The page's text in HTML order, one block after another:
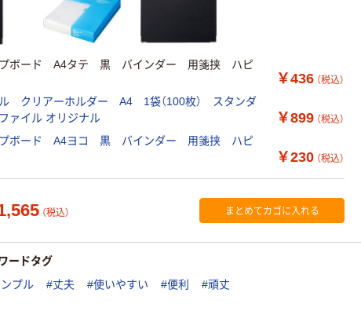
プボード A4タテ 黒 バインダー 用箋挟 ハピ
￥436 （税込）
クリアーホルダー A4 1袋（100枚） スタンダ
ァイル オリジナル
￥899 （税込）
プボード A4ヨコ 黒 バインダー 用箋挟 ハピ
￥230 （税込）
（税込） まとめてカゴに入れる
ードタグ
プル #丈夫 #使いやすい #便利 #頑丈